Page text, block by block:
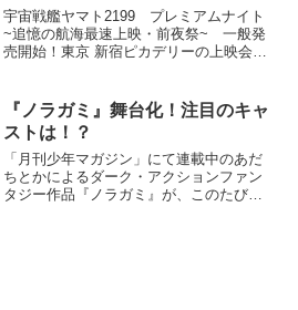
♪
宇宙戦艦ヤマト2199 プレミアムナイト
~追憶の航海最速上映・前夜祭~ 一般発
売開始！東京 新宿ピカデリーの上映会に
施！今回は「鑑賞チケット＋プログラム
＋劇場限定B...
『ノラガミ』舞台化！注目のキャ
ストは！？
「月刊少年マガジン」にて連載中のあだ
ちとかによるダーク・アクションファン
タジー作品『ノラガミ』が、このたび豪